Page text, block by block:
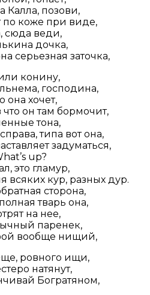
Калла, позови,
коже при виде,
сюда веди,
дочка,
серьезная заточка,
конину,
господина,
она хочет,
он там бормочит,
тона,
типа вот она,
задуматься,
up?
это гламур,
всяких кур, разных дур.
сторона,
тварь она,
на нее,
паренек,
вообще нищий,
ровного ищи,
натянут,
Богратяном,